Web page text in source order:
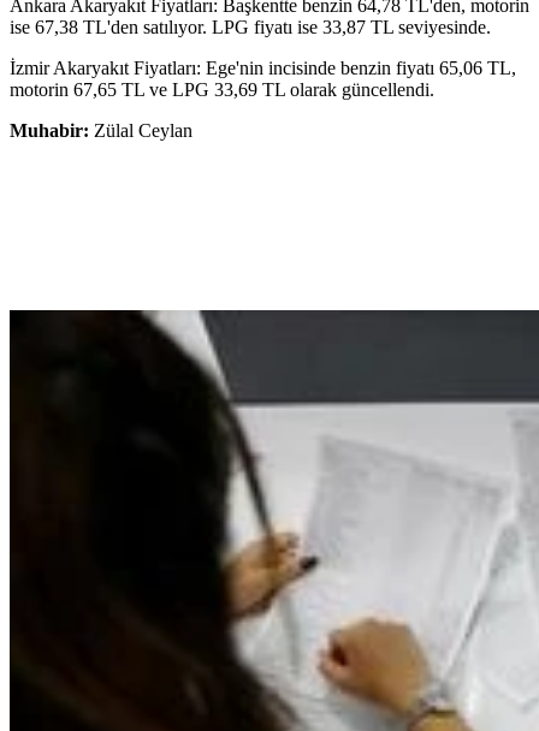
Ankara Akaryakıt Fiyatları: Başkentte benzin 64,78 TL'den, motorin
ise 67,38 TL'den satılıyor. LPG fiyatı ise 33,87 TL seviyesinde.
İzmir Akaryakıt Fiyatları: Ege'nin incisinde benzin fiyatı 65,06 TL,
motorin 67,65 TL ve LPG 33,69 TL olarak güncellendi.
Muhabir: Zülal Ceylan